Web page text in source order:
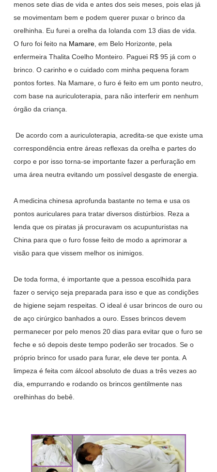
menos sete dias de vida e antes dos seis meses, pois elas já
se movimentam bem e podem querer puxar o brinco da
orelhinha. Eu furei a orelha da Iolanda com 13 dias de vida.
O furo foi feito na Mamare, em Belo Horizonte, pela
enfermeira Thalita Coelho Monteiro. Paguei R$ 95 já com o
brinco. O carinho e o cuidado com minha pequena foram
pontos fortes. Na Mamare, o furo é feito em um ponto neutro,
com base na auriculoterapia, para não interferir em nenhum
órgão da criança.
De acordo com a auriculoterapia, acredita-se que existe uma
correspondência entre áreas reflexas da orelha e partes do
corpo e por isso torna-se importante fazer a perfuração em
uma área neutra evitando um possível desgaste de energia.
A medicina chinesa aprofunda bastante no tema e usa os
pontos auriculares para tratar diversos distúrbios. Reza a
lenda que os piratas já procuravam os acupunturistas na
China para que o furo fosse feito de modo a aprimorar a
visão para que vissem melhor os inimigos.
De toda forma, é importante que a pessoa escolhida para
fazer o serviço seja preparada para isso e que as condições
de higiene sejam respeitas. O ideal é usar brincos de ouro ou
de aço cirúrgico banhados a ouro. Esses brincos devem
permanecer por pelo menos 20 dias para evitar que o furo se
feche e só depois deste tempo poderão ser trocados. Se o
próprio brinco for usado para furar, ele deve ter ponta. A
limpeza é feita com álcool absoluto de duas a três vezes ao
dia, empurrando e rodando os brincos gentilmente nas
orelhinhas do bebê.